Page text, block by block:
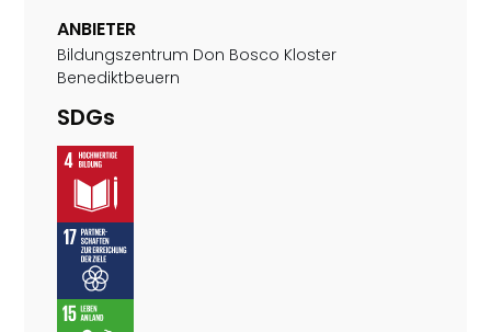
ANBIETER
Bildungszentrum Don Bosco Kloster
Benediktbeuern
SDGs